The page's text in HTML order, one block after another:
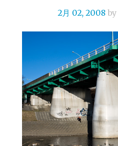
2月 02, 2008 by